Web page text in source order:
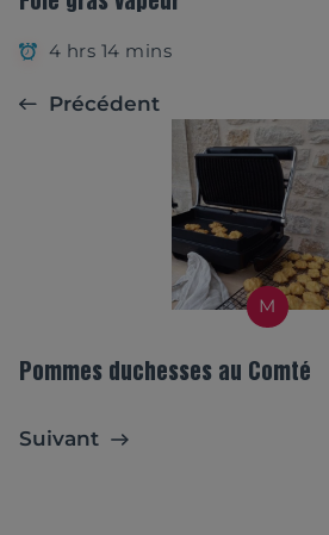
4 hrs 14 mins
Précédent
M
Pommes duchesses au Comté
Suivant